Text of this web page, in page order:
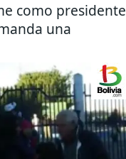
como presidente
una